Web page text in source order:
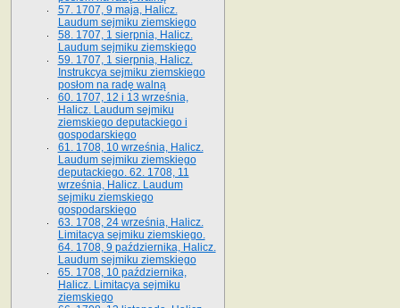
57. 1707, 9 maja, Halicz.
Laudum sejmiku ziemskiego
58. 1707, 1 sierpnia, Halicz.
Laudum sejmiku ziemskiego
59. 1707, 1 sierpnia, Halicz.
Instrukcya sejmiku ziemskiego
posłom na radę walną
60. 1707, 12 i 13 września,
Halicz. Laudum sejmiku
ziemskiego deputackiego i
gospodarskiego
61. 1708, 10 września, Halicz.
Laudum sejmiku ziemskiego
deputackiego. 62. 1708, 11
września, Halicz. Laudum
sejmiku ziemskiego
gospodarskiego
63. 1708, 24 września, Halicz.
Limitacya sejmiku ziemskiego.
64. 1708, 9 października, Halicz.
Laudum sejmiku ziemskiego
65­. 1708, 10 października,
Halicz. Limitacya sejmiku
ziemskiego